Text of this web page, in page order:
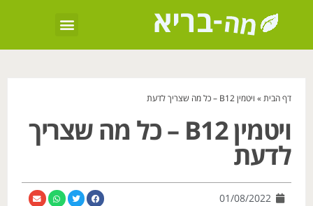
דף הבית» ויטמין B12 – כל מה שצריך לדעת
ויטמין B12 – כל מה שצריך
לדעת
01/08/2022